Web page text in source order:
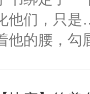
浪子回头时
视死如归，献
时代好少爷
他们，只是
他的腰，勾